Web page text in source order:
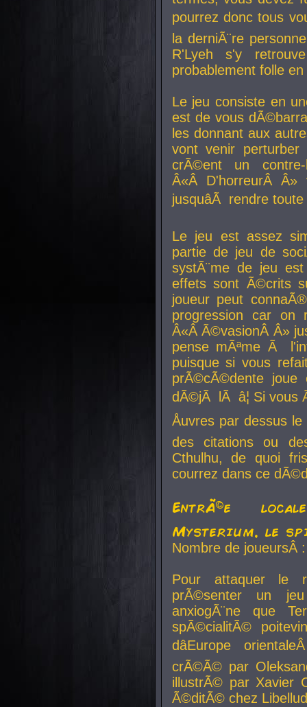
pourrez donc tous
la derniÃ¨re
R'Lyeh s'y
probablement folle
Le jeu consiste en
est de vous
les donnant aux
vont venir perturber
crÃ©ent un
Â«Â D'horreurÂ
jusquâÃ rendre
Le jeu est assez
partie de jeu de
systÃ¨me de jeu
effets sont Ã©crits
joueur peut
progression car
Â«Â Ã©vasionÂ Â»
pense mÃªme Ã
puisque si vous
prÃ©cÃ©dente
dÃ©jÃ lÃ â¦ Si vous
Åuvres par dessus
des citations ou
Cthulhu, de quoi
courrez dans ce
EntrÃ©e
Mysterium, le
Nombre de
Pour attaquer le
prÃ©senter un
anxiogÃ¨ne que
spÃ©cialitÃ©
dâEurope
crÃ©Ã© par
illustrÃ© par Xavier
Ã©ditÃ© chez